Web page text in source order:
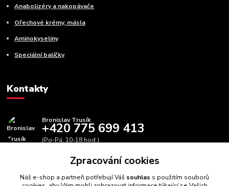
Anabolizéry a nakopávače
Ořechové krémy, másla
Aminokyseliny
Speciální balíčky
Kontakty
Bronislav Trusík
+420 775 699 413
(Po-Pá, 10-18 hod.)
info@bbfitness.czZpracování cookies
Náš e-shop a partneři potřebují Váš souhlas s použitím souborů